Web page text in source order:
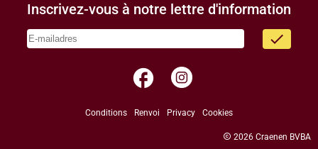
Inscrivez-vous à notre lettre d'information
done
facebook
Conditions Renvoi Privacy Cookies
copyright 2026 Craenen BVBA